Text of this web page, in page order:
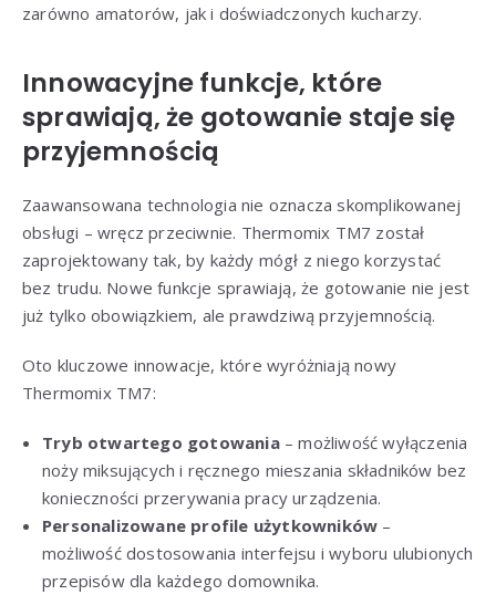
zarówno amatorów, jak i doświadczonych kucharzy.
Innowacyjne funkcje, które
sprawiają, że gotowanie staje się
przyjemnością
Zaawansowana technologia nie oznacza skomplikowanej
obsługi – wręcz przeciwnie. Thermomix TM7 został
zaprojektowany tak, by każdy mógł z niego korzystać
bez trudu. Nowe funkcje sprawiają, że gotowanie nie jest
już tylko obowiązkiem, ale prawdziwą przyjemnością.
Oto kluczowe innowacje, które wyróżniają nowy
Thermomix TM7:
Tryb otwartego gotowania– możliwość wyłączenia
noży miksujących i ręcznego mieszania składników bez
konieczności przerywania pracy urządzenia.
Personalizowane profile użytkowników –
możliwość dostosowania interfejsu i wyboru ulubionych
przepisów dla każdego domownika.